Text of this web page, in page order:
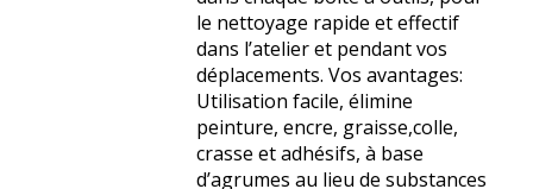
le nettoyage rapide et effectif
dans l’atelier et pendant vos
déplacements. Vos avantages:
Utilisation facile, élimine
peinture, encre, graisse,colle,
crasse et adhésifs, à base
d’agrumes au lieu de substances